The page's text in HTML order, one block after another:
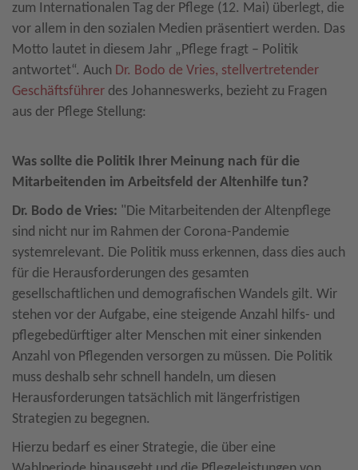
zum Internationalen Tag der Pflege (12. Mai) überlegt, die
vor allem in den sozialen Medien präsentiert werden. Das
Motto lautet in diesem Jahr „Pflege fragt – Politik
antwortet“. Auch Dr. Bodo de Vries, stellvertretender
Geschäftsführer des Johanneswerks, bezieht zu Fragen
aus der Pflege Stellung:
Was sollte die Politik Ihrer Meinung nach für die
Mitarbeitenden im Arbeitsfeld der Altenhilfe tun?
Dr. Bodo de Vries: "Die Mitarbeitenden der Altenpflege
sind nicht nur im Rahmen der Corona-Pandemie
systemrelevant. Die Politik muss erkennen, dass dies auch
für die Herausforderungen des gesamten
gesellschaftlichen und demografischen Wandels gilt. Wir
stehen vor der Aufgabe, eine steigende Anzahl hilfs- und
pflegebedürftiger alter Menschen mit einer sinkenden
Anzahl von Pflegenden versorgen zu müssen. Die Politik
muss deshalb sehr schnell handeln, um diesen
Herausforderungen tatsächlich mit längerfristigen
Strategien zu begegnen.
Hierzu bedarf es einer Strategie, die über eine